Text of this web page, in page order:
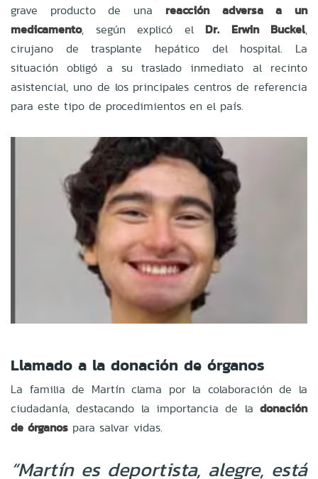
grave producto de una reacción adversa a un
medicamento, según explicó el Dr. Erwin Buckel,
cirujano de trasplante hepático del hospital. La
situación obligó a su traslado inmediato al recinto
asistencial, uno de los principales centros de referencia
para este tipo de procedimientos en el país.
Llamado a la donación de órganos
La familia de Martín clama por la colaboración de la
ciudadanía, destacando la importancia de la donación
de órganos para salvar vidas.
“Martín es deportista, alegre, está